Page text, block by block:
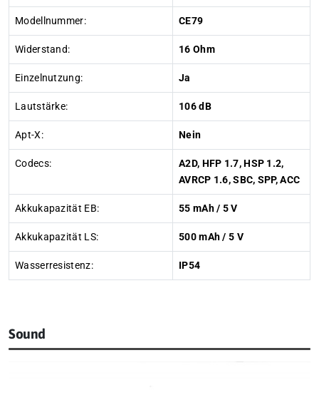
Modellnummer: CE79
Widerstand: 16 Ohm
Einzelnutzung: Ja
Lautstärke: 106 dB
Apt-X: Nein
Codecs:
A2D, HFP 1.7, HSP 1.2,
AVRCP 1.6, SBC, SPP, ACC
Akkukapazität EB: 55 mAh / 5 V
Akkukapazität LS: 500 mAh / 5 V
Wasserresistenz: IP54
Sound